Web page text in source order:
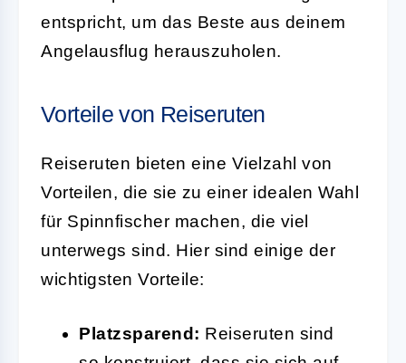
entspricht, um das Beste aus deinem
Angelausflug herauszuholen.
Vorteile von Reiseruten
Reiseruten bieten eine Vielzahl von
Vorteilen, die sie zu einer idealen Wahl
für Spinnfischer machen, die viel
unterwegs sind. Hier sind einige der
wichtigsten Vorteile:
Platzsparend: Reiseruten sind